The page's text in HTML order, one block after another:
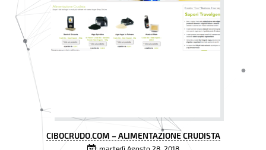
CIBOCRUDO.COM – ALIMENTAZIONE CRUDISTA
martedì Agosto 28, 2018